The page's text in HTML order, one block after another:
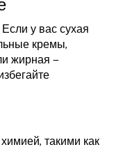
у вас сухая
кремы,
жирная —
такими как